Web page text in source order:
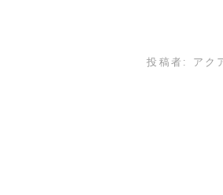
投稿者: アク